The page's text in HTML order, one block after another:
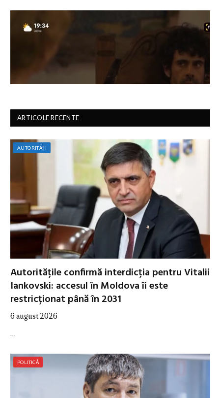
ARTICOLE RECENTE
AUTORITĂȚI
Autoritățile confirmă interdicția pentru Vitalii
Iankovski: accesul în Moldova îi este
restricționat până în 2031
6 august 2026
…
POLITICĂ